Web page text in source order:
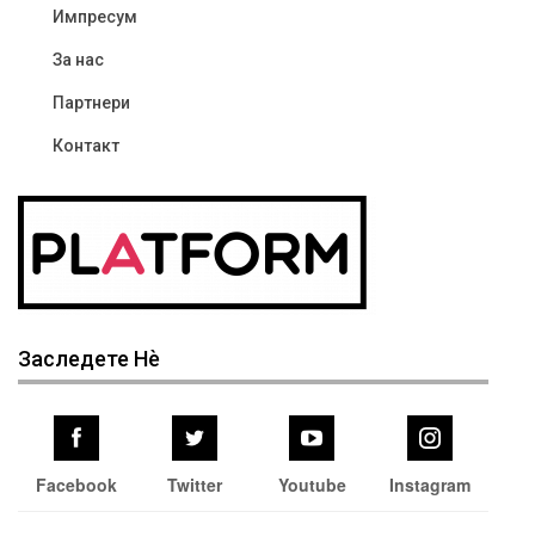
Импресум
За нас
Партнери
Контакт
Заследете Нѐ
Facebook Twitter Youtube Instagram